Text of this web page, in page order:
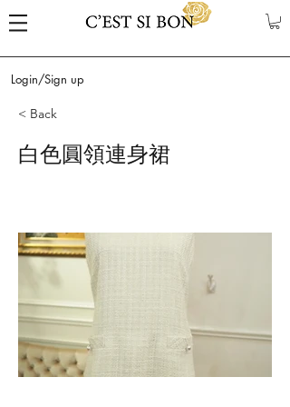
Login/Sign up
< Back
白色圓領連身裙